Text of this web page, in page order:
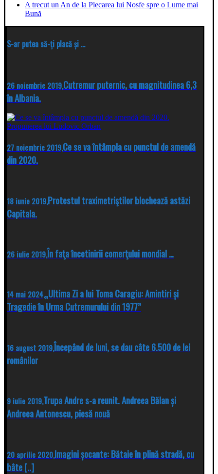
A trecut un An de la Plecarea lui Nosfe spre o Lume mai
Bună
S-ar putea să-ți placă și ...
26 noiembrie 2019,Cutremur puternic, cu magnitudinea 6,3
în Albania.
27 noiembrie 2019,Ce se va întâmpla cu punctul de amendă
din 2020.
18 iunie 2019,Protestul traximetriştilor blochează astăzi
Capitala.
26 iulie 2019,În faţa încetinirii comerţului mondial …
14 mai 2024,„Ultima Zi a lui Toma Caragiu: Amintiri și
Tragedie în Urma Cutremurului din 1977”
16 august 2019,Începând de luni, se dau câte 6.500 de lei
românilor
9 iulie 2019,Trupa Andre s-a reunit. Andreea Bălan și
Andreea Antonescu, piesă nouă
20 aprilie 2020,Imagini șocante: Bătaie în plină stradă, cu
bâte [..]